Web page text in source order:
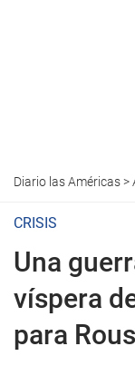
Diario las Américas>
CRISIS
Una
víspera
para